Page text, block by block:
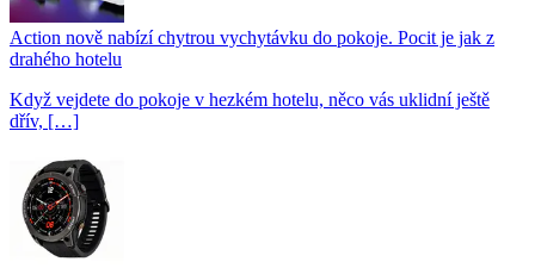
Action nově nabízí chytrou vychytávku do pokoje. Pocit je jak z
drahého hotelu
Když vejdete do pokoje v hezkém hotelu, něco vás uklidní ještě
dřív, […]